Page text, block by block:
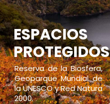
ESPACIOS
PROTEGIDOS
Reserva de la Biosfera,
Geoparque Mundial de
la UNESCO y Red Natura
2000.